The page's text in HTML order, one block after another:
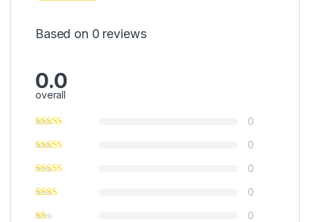
Based on 0 reviews
0.0
overall
0
0
0
0
0